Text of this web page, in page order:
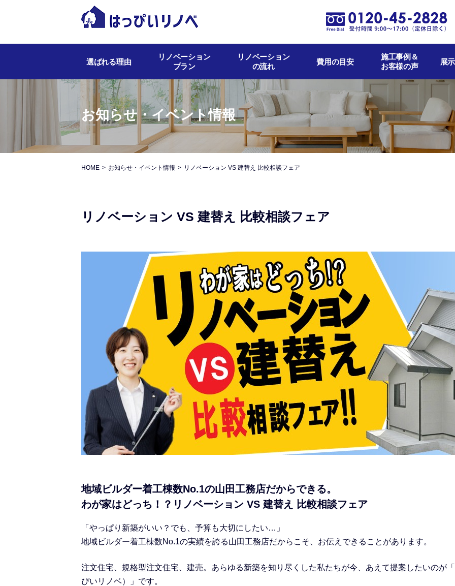
選ばれる理由
リノベーション
プラン
リノベーション
の流れ
費用の目安
施工事例＆
お客様の声
展
お知らせ・イベント情報
HOME お知らせ・イベント情報 リノベーション VS 建替え 比較相談フェア
リノベーション VS 建替え 比較相談フェア
地域ビルダー着工棟数No.1の山田工務店だからできる。
わが家はどっち！？リノベーション VS 建替え 比較相談フェア
「やっぱり新築がいい？でも、予算も大切にしたい…」
地域ビルダー着工棟数No.1の実績を誇る山田工務店だからこそ、お伝えできることがあります。
注文住宅、規格型注文住宅 、建売。あらゆる新築を知り尽くした私たちが今、あえて提案したいのが
ぴいリノベ）」です。